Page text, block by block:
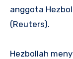
anggota
(Reuters).
Hezbollah